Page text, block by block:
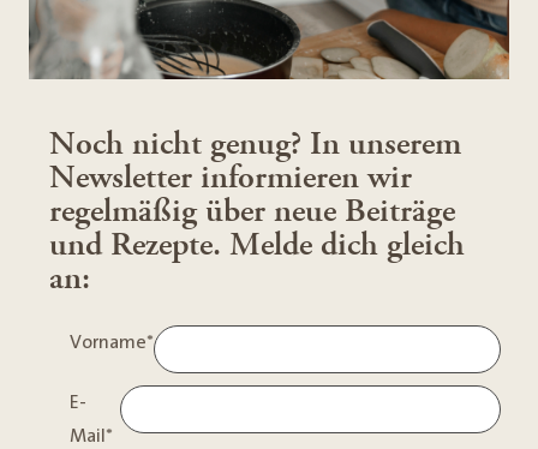
Noch nicht genug? In unserem
Newsletter informieren wir
regelmäßig über neue Beiträge
und Rezepte. Melde dich gleich
an:
Vorname*
E-
Mail*